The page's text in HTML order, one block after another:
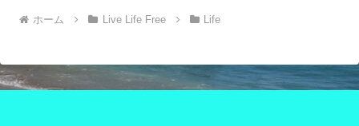
ホーム Live Life Free Life